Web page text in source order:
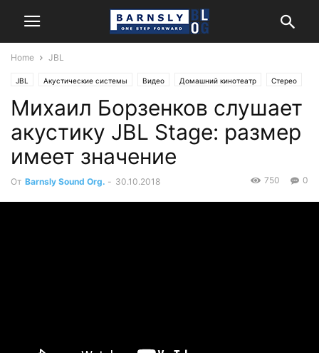
Home JBL
JBL Акустические системы Видео Домашний кинотеатр Стерео
Михаил Борзенков слушает
акустику JBL Stage: размер
имеет значение
От Barnsly Sound Org. - 30.10.2018 0
750